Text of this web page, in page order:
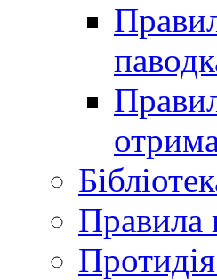
Правила